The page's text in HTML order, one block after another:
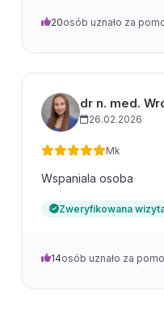
20osób uznało za
dr n. med.
26.02.2026
Mk
Wspaniala osoba
Zweryfikowana
14osób uznało za